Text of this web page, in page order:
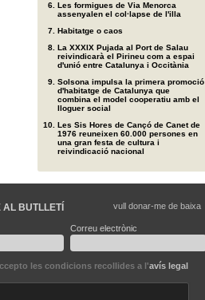
Les formigues de Via Menorca
assenyalen el col·lapse de l'illa
Habitatge o caos
La XXXIX Pujada al Port de Salau
reivindicarà el Pirineu com a espai
d'unió entre Catalunya i Occitània
Solsona impulsa la primera promoció
d'habitatge de Catalunya que
combina el model cooperatiu amb el
lloguer social
Les Sis Hores de Cançó de Canet de
1976 reuneixen 60.000 persones en
una gran festa de cultura i
reivindicació nacional
BUTLLETÍ
Correu electrònic
les condicions recollides a l'avís legal
vull donar-me de baixa